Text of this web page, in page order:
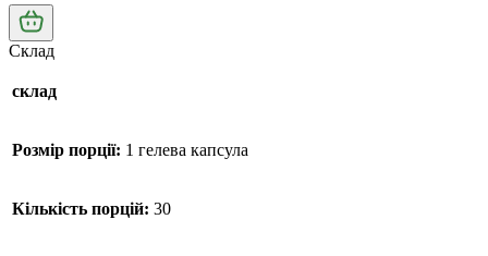
Склад
склад
Розмір порції: 1 гелева капсула
Кількість порцій: 30